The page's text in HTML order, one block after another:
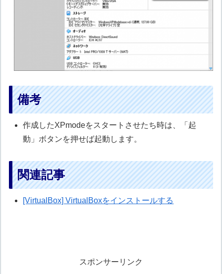
備考
作成したXPmodeをスタートさせたち時は、「起
動」ボタンを押せば起動します。
関連記事
[VirtualBox] VirtualBoxをインストールする
スポンサーリンク